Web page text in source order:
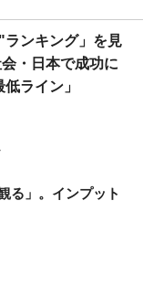
ランキング」を見
・日本で成功に
ライン」
る」。インプット